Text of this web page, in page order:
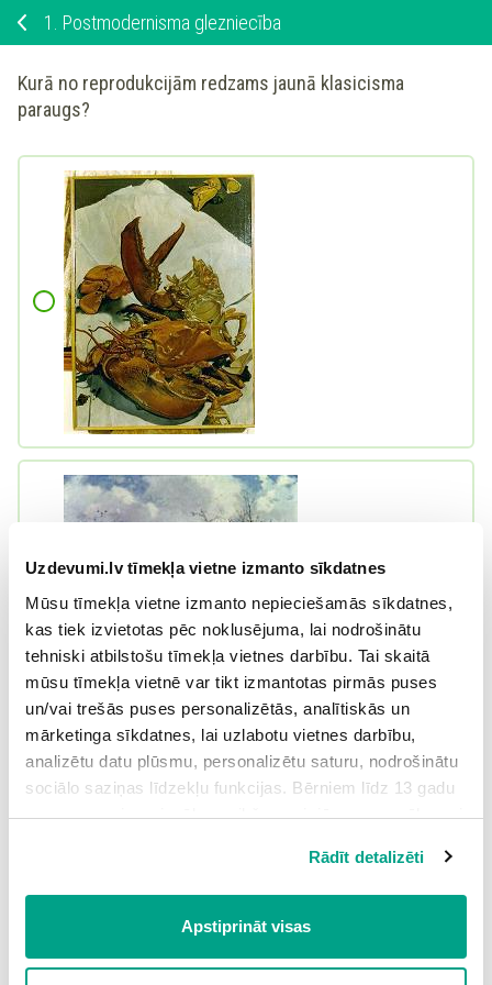
Uzdevumi.lv tīmekļa vietne izmanto sīkdatnes
Mūsu tīmekļa vietne izmanto nepieciešamās sīkdatnes,
kas tiek izvietotas pēc noklusējuma, lai nodrošinātu
tehniski atbilstošu tīmekļa vietnes darbību. Tai skaitā
mūsu tīmekļa vietnē var tikt izmantotas pirmās puses
un/vai trešās puses personalizētās, analītiskās un
mārketinga sīkdatnes, lai uzlabotu vietnes darbību,
analizētu datu plūsmu, personalizētu saturu, nodrošinātu
sociālo saziņas līdzekļu funkcijas. Bērniem līdz 13 gadu
vecumam pirms izvēles veikšanas ir jāprasa vecāka vai
Spiežot uz pogas “Apstiprināt visas”, Jūs piekrītat visām
sīkdatnēm, kas atrodas šajā tīmekļa vietnē, ieskaitot
trešo pušu mārketinga sīkdatnes. Spiežot uz pogas
vietnē, izņemot “Nepieciešamās” sīkdatnes, kuru
Rādīt detalizēti
Apstiprināt visas
1. Postmodernisma glezniecība
Kurā no reprodukcijām redzams jaunā klasicisma
paraugs?